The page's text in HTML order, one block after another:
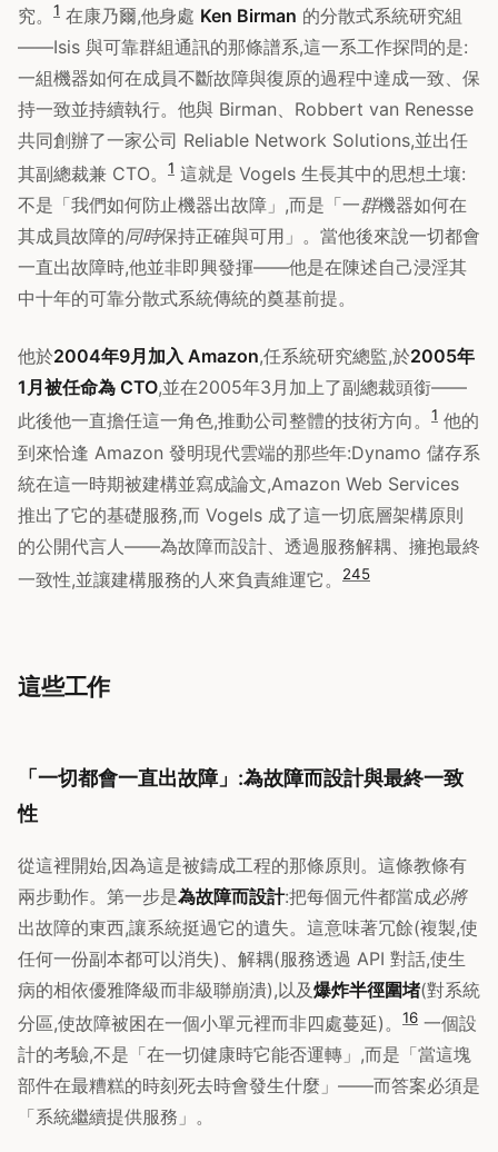
究。 1 在康乃爾,他身處 Ken Birman 的分散式系統研究組
——Isis 與可靠群組通訊的那條譜系,這一系工作探問的是:
一組機器如何在成員不斷故障與復原的過程中達成一致、保
持一致並持續執行。他與 Birman、Robbert van Renesse
共同創辦了一家公司 Reliable Network Solutions,並出任
其副總裁兼 CTO。
1 這就是 Vogels 生長其中的思想土壤:
不是「我們如何防止機器出故障」,而是「一群機器如何在
其成員故障的同時保持正確與可用」。當他後來說一切都會
一直出故障時,他並非即興發揮——他是在陳述自己浸淫其
中十年的可靠分散式系統傳統的奠基前提。
他於2004年9月加入 Amazon,任系統研究總監,於2005年
1月被任命為 CTO,並在2005年3月加上了副總裁頭銜——
此後他一直擔任這一角色,推動公司整體的技術方向。
1 他的
到來恰逢 Amazon 發明現代雲端的那些年:Dynamo 儲存系
統在這一時期被建構並寫成論文,Amazon Web Services
推出了它的基礎服務,而 Vogels 成了這一切底層架構原則
的公開代言人——為故障而設計、透過服務解耦、擁抱最終
一致性,並讓建構服務的人來負責維運它。
245
這些工作
「一切都會一直出故障」:為故障而設計與最終一致
性
從這裡開始,因為這是被鑄成工程的那條原則。這條教條有
兩步動作。第一步是為故障而設計:把每個元件都當成必將
出故障的東西,讓系統挺過它的遺失。這意味著冗餘(複製,使
任何一份副本都可以消失)、解耦(服務透過 API 對話,使生
病的相依優雅降級而非級聯崩潰),以及爆炸半徑圍堵(對系統
分區,使故障被困在一個小單元裡而非四處蔓延)。
16 一個設
計的考驗,不是「在一切健康時它能否運轉」,而是「當這塊
部件在最糟糕的時刻死去時會發生什麼」——而答案必須是
「系統繼續提供服務」。